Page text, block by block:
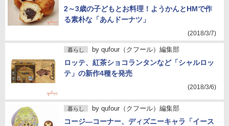
2～3歳の子どもとお料理！ようかんとHMで作
る素朴な「あんドーナツ」
(2018/3/7)
暮らし by qufour（クフール）編集部
ロッテ、紅茶ショコランタンなど「シャルロッ
テ」の新作4種を発売
(2018/3/6)
暮らし by qufour（クフール）編集部
コージ―コーナー、ディズニーキャラ「イース